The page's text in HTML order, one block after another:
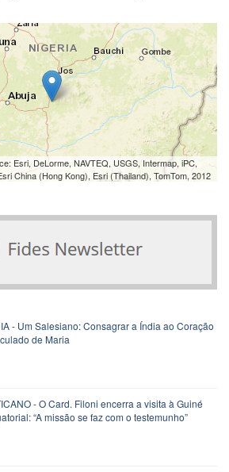
Esri, DeLorme, NAVTEQ, USGS, Intermap, iPC,
China (Hong Kong), Esri (Thailand), TomTom, 2012
- Um Salesiano: Consagrar a Índia ao Coração
de Maria
- O Card. Filoni encerra a visita à Guiné
“A missão se faz com o testemunho”